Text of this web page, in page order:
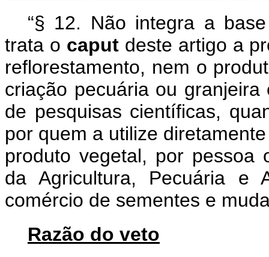
“§ 12. Não integra a
trata o caput deste artigo a
reflorestamento, nem o
criação pecuária ou
de pesquisas científicas,
por quem a utilize
produto vegetal, por pessoa
da Agricultura, Pecuária e
comércio de sementes e
Razão do veto